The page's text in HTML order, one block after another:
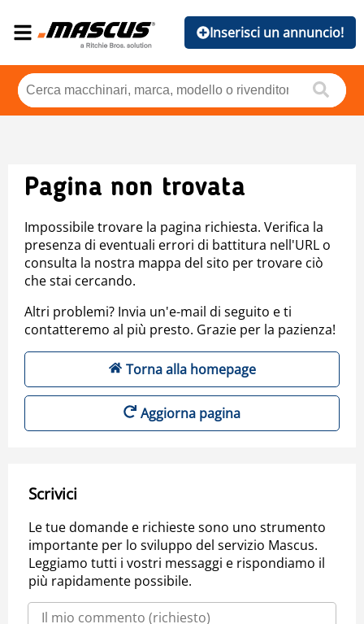
Inserisci un annuncio!
Pagina non trovata
Impossibile trovare la pagina richiesta. Verifica la
presenza di eventuali errori di battitura nell'URL o
consulta la nostra mappa del sito per trovare ciò
che stai cercando.
Altri problemi? Invia un'e-mail di seguito e ti
contatteremo al più presto. Grazie per la pazienza!
Torna alla homepage
Aggiorna pagina
Scrivici
Le tue domande e richieste sono uno strumento
importante per lo sviluppo del servizio Mascus.
Leggiamo tutti i vostri messaggi e rispondiamo il
più rapidamente possibile.